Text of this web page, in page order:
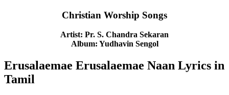
Christian Worship Songs
Artist: Pr. S. Chandra Sekaran
Album: Yudhavin Sengol
Erusalaemae Erusalaemae Naan Lyrics in
Tamil